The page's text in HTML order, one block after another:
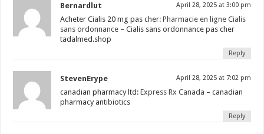
Bernardlut April 28, 2025 at 3:00 pm
Acheter Cialis 20 mg pas cher:Pharmacie en ligne Cialis
sans ordonnance – Cialis sans ordonnance pas cher
tadalmed.shop
Reply
StevenErype April 28, 2025 at 7:02 pm
canadian pharmacy ltd:Express Rx Canada – canadian
pharmacy antibiotics
Reply